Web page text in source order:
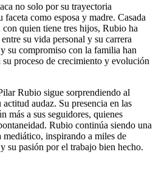
no solo por su trayectoria
como esposa y madre. Casada
quien tiene tres hijos, Rubio ha
su vida personal y su carrera
su compromiso con la familia han
su proceso de crecimiento y evolución
Rubio sigue sorprendiendo al
audaz. Su presencia en las
más a sus seguidores, quienes
Rubio continúa siendo una
inspirando a miles de
su pasión por el trabajo bien hecho.